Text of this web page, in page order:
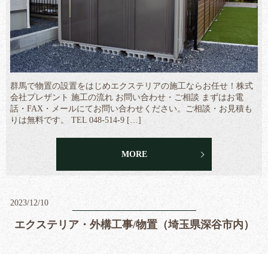
群馬で物置の設置をはじめエクステリアの施工ならお任せ！株式
会社プレザント 施工の流れ お問い合わせ・ご相談 まずはお電
話・FAX・メールにてお問い合わせください。ご相談・お見積も
りは無料です。 TEL 048-514-9 […]
MORE
2023/12/10
エクステリア・外構工事/物置（埼玉県深谷市内）